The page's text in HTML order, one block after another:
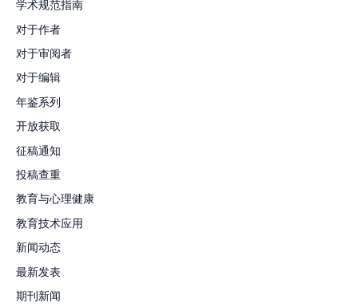
学术规范指南
对于作者
对于审阅者
对于编辑
年鉴系列
开放获取
征稿通知
投稿查重
教育与心理健康
教育技术应用
新闻动态
最新发表
期刊新闻